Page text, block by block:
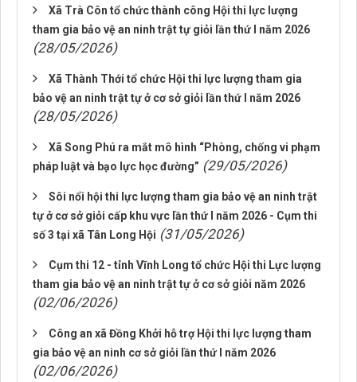
Xã Trà Côn tổ chức thành công Hội thi lực lượng
tham gia bảo vệ an ninh trật tự giỏi lần thứ I năm 2026
(28/05/2026)
Xã Thành Thới tổ chức Hội thi lực lượng tham gia
bảo vệ an ninh trật tự ở cơ sở giỏi lần thứ I năm 2026
(28/05/2026)
Xã Song Phú ra mắt mô hình “Phòng, chống vi phạm
pháp luật và bạo lực học đường” (29/05/2026)
Sôi nổi hội thi lực lượng tham gia bảo vệ an ninh trật
tự ở cơ sở giỏi cấp khu vực lần thứ I năm 2026 - Cụm thi
số 3 tại xã Tân Long Hội (31/05/2026)
Cụm thi 12 - tỉnh Vĩnh Long tổ chức Hội thi Lực lượng
tham gia bảo vệ an ninh trật tự ở cơ sở giỏi năm 2026
(02/06/2026)
Công an xã Đồng Khởi hỗ trợ Hội thi lực lượng tham
gia bảo vệ an ninh cơ sở giỏi lần thứ I năm 2026
(02/06/2026)